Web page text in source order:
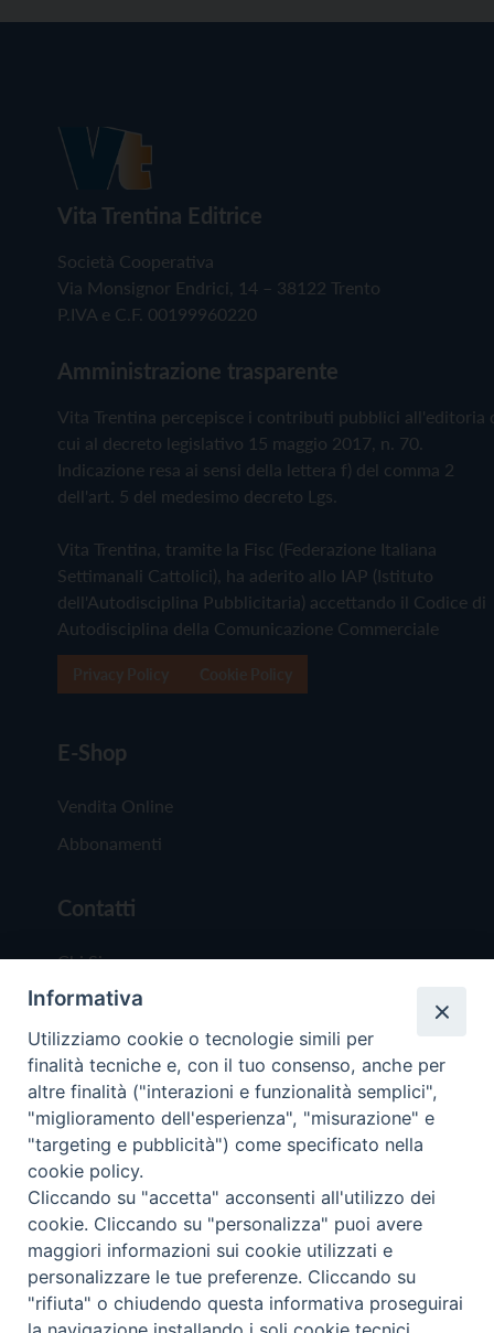
Vita Trentina Editrice
Società Cooperativa
Via Monsignor Endrici, 14 – 38122 Trento
P.IVA e C.F. 00199960220
Amministrazione trasparente
Vita Trentina percepisce i contributi pubblici all'editoria
cui al decreto legislativo 15 maggio 2017, n. 70.
Indicazione resa ai sensi della lettera f) del comma 2
dell'art. 5 del medesimo decreto Lgs.
Vita Trentina, tramite la Fisc (Federazione Italiana
Settimanali Cattolici), ha aderito allo IAP (Istituto
dell'Autodisciplina Pubblicitaria) accettando il Codice di
Autodisciplina della Comunicazione Commerciale
E-Shop
Vendita Online
Abbonamenti
Contatti
Chi Siamo
Redazione
Scrivici
Copyright © 2019 - Tutti i diritti riservati - Vita
Trentina Editrice
Privacy Policy
Torna
Informativa
Utilizziamo cookie o tecnologie simili per
finalità tecniche e, con il tuo consenso, anche per
altre finalità ("interazioni e funzionalità semplici",
"miglioramento dell'esperienza", "misurazione" e
"targeting e pubblicità") come specificato nella
cookie policy.
Cliccando su "accetta" acconsenti all'utilizzo dei
cookie. Cliccando su "personalizza" puoi avere
maggiori informazioni sui cookie utilizzati e
personalizzare le tue preferenze. Cliccando su
"rifiuta" o chiudendo questa informativa proseguirai